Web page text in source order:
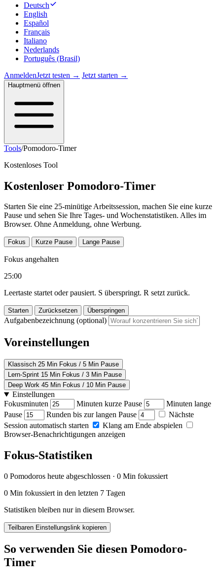
Deutsch
English
Español
Français
Italiano
Nederlands
Português (Brasil)
AnmeldenJetzt testen → Jetzt starten →
Hauptmenü öffnen
Tools/Pomodoro-Timer
Kostenloses Tool
Kostenloser Pomodoro-Timer
Starten Sie eine 25-minütige Arbeitssession, machen Sie eine kurze
Pause und sehen Sie Ihre Tages- und Wochenstatistiken. Alles im
Browser. Ohne Anmeldung, ohne Werbung.
Fokus Kurze Pause Lange Pause
Fokus angehalten
25:00
Leertaste startet oder pausiert. S überspringt. R setzt zurück.
Starten Zurücksetzen Überspringen
Aufgabenbezeichnung (optional)
Voreinstellungen
Klassisch 25 Min Fokus / 5 Min Pause
Lern-Sprint 15 Min Fokus / 3 Min Pause
Deep Work 45 Min Fokus / 10 Min Pause
Einstellungen
Fokusminuten
Minuten kurze Pause
Minuten lange
Pause
Runden bis zur langen Pause
Nächste
Session automatisch starten
Klang am Ende abspielen
Browser-Benachrichtigungen anzeigen
Fokus-Statistiken
0 Pomodoros heute abgeschlossen · 0 Min fokussiert
0 Min fokussiert in den letzten 7 Tagen
Statistiken bleiben nur in diesem Browser.
Teilbaren Einstellungslink kopieren
So verwenden Sie diesen Pomodoro-
Timer